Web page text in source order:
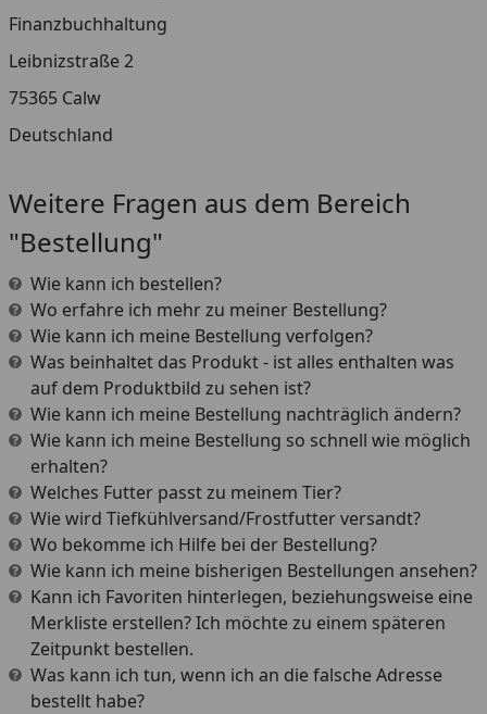
Finanzbuchhaltung
Leibnizstraße 2
75365 Calw
Deutschland
Weitere Fragen aus dem Bereich
"Bestellung"
Wie kann ich bestellen?
Wo erfahre ich mehr zu meiner Bestellung?
Wie kann ich meine Bestellung verfolgen?
Was beinhaltet das Produkt - ist alles enthalten was
auf dem Produktbild zu sehen ist?
Wie kann ich meine Bestellung nachträglich ändern?
Wie kann ich meine Bestellung so schnell wie möglich
erhalten?
Welches Futter passt zu meinem Tier?
Wie wird Tiefkühlversand/Frostfutter versandt?
Wo bekomme ich Hilfe bei der Bestellung?
Wie kann ich meine bisherigen Bestellungen ansehen?
Kann ich Favoriten hinterlegen, beziehungsweise eine
Merkliste erstellen? Ich möchte zu einem späteren
Zeitpunkt bestellen.
Was kann ich tun, wenn ich an die falsche Adresse
bestellt habe?